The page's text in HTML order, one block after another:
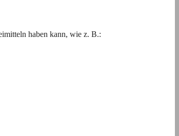
haben kann, wie z. B.: